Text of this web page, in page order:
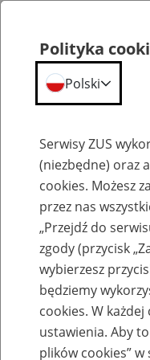
Emerytury
Baza
Polityka
Polski
Serwisy ZUS
(niezbędne) oraz
cookies. Możesz
przez nas
„Przejdź do
zgody (przycisk
wybierzesz
będziemy
cookies. W
ustawienia. Aby
plików cookies” w